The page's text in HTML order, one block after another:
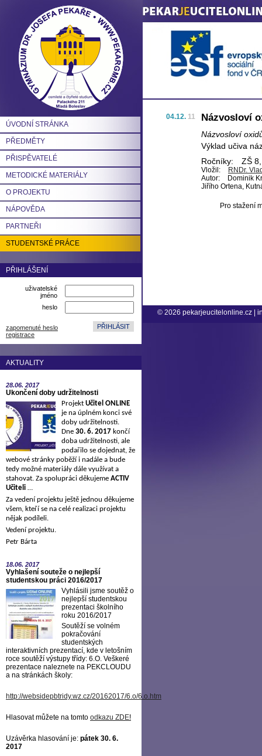
ÚVODNÍ STRÁNKA
PŘEDMĚTY
PŘISPĚVATELÉ
METODICKÉ MATERIÁLY
O PROJEKTU
NÁPOVĚDA
PARTNEŘI
STUDENTSKÉ PRÁCE
PŘIHLÁŠENÍ
uživatelské
jméno
heslo
zapomenuté heslo
registrace
AKTUALITY
28.06. 2017
Ukončení doby udržitelnosti
Projekt Učitel ONLINE
je na úplném konci své
doby udržitelnosti.
Dne 30. 6. 2017 končí
doba udržitelnosti, ale
podařilo se dojednat, že
webové stránky poběží i nadále a bude
tedy možné materiály dále využívat a
stahovat. Za spolupráci děkujeme ACTIV
Učiteli …
Za vedení projektu ještě jednou děkujeme
všem, kteří se na celé realizaci projektu
nějak podíleli.
Vedení projektu.
Petr Bárta
18.06. 2017
Vyhlašení souteže o nejlepší
studentskou práci 2016/2017
Vyhlásili jsme soutěž o
nejlepší studentskou
prezentaci školního
roku 2016/2017
Soutěží se volném
pokračování
studentských
interaktivních prezentací, kde v letošním
roce soutěží výstupy třídy: 6.O. Veškeré
prezentace naleznete na PEKCLOUDU
a na stránkách školy:
http://websidepbtridy.wz.cz/20162017/6.o/6.o.htm
Hlasovat můžete na tomto odkazu ZDE!
Uzávěrka hlasování je: pátek 30. 6.
2017
04.12. 11 Názvosloví
Názvosloví
Výklad učiva
Ročníky:
ZŠ 8,
Vložil:
RNDr.
Autor:
Dominik
Jiřího Ortena,
Pro stažení
© 2026 pekarjeucitelonline.cz